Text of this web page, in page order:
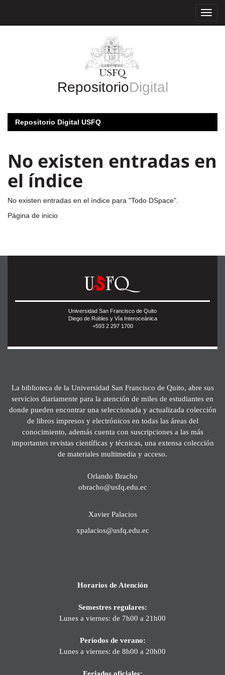
RepositorioDigital
Repositorio Digital USFQ
No existen entradas en
el índice
No existen entradas en el índice para "Todo DSpace".
Página de inicio
Universidad San Francisco de Quito
Diego de Robles y Vía Interoceánica
+593 2 297 1700
La biblioteca de la Universidad San Francisco de Quito, abre sus
servicios diariamente para la atención de miles de estudiantes en
donde pueden encontrar una seleccionada y actualizada colección
de libros impresos y electrónicos en todas las áreas del
conocimiento, además cuenta con suscripciones a las más
importantes revistas científicas y técnicas, una extensa colección
de materiales multimedia y acceso.
Orlando Bracho
obracho@usfq.edu.ec
Xavier Palacios
xpalacios@usfq.edu.ec
Horarios de Atención
Semestres regulares:
Lunes a viernes: de 7h00 a 21h00
Períodos de verano:
Lunes a viernes: de 8h00 a 20h00
Feriados oficiales: